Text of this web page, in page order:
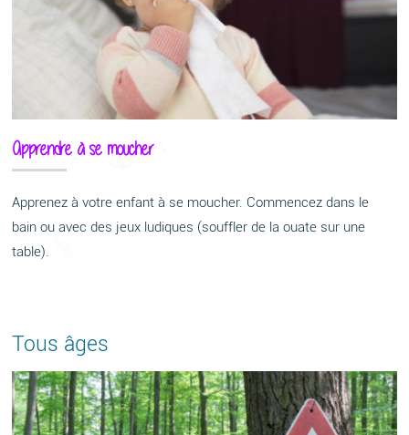
Apprendre à se moucher
Apprenez à votre enfant à se moucher. Commencez dans le
bain ou avec des jeux ludiques (souffler de la ouate sur une
table).
Tous âges